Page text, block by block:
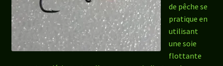
de pêche se
pratique en
utilisant
une soie
flottante